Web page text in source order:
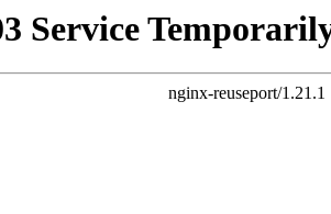
Service
nginx-reuseport/1.21.1